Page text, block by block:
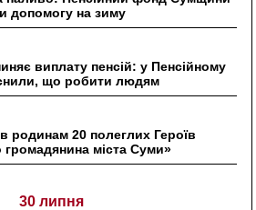
допомогу на зиму
виплату пенсій: у Пенсійному
що робити людям
родинам 20 полеглих Героїв
громадянина міста Суми»
30 липня